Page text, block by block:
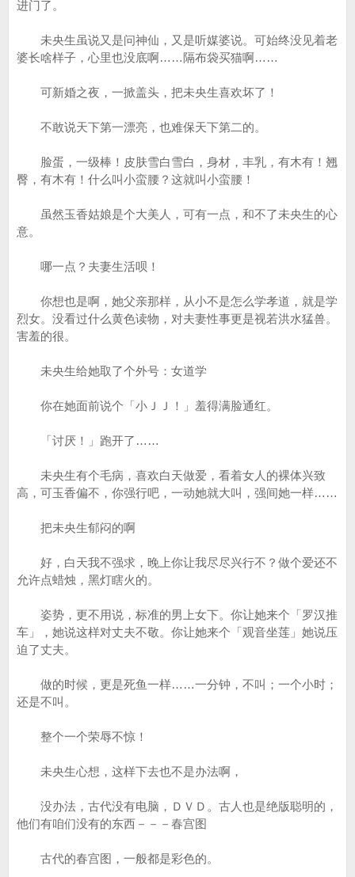
进门了。
未央生虽说又是问神仙，又是听媒婆说。可始终没见着老
婆长啥样子，心里也没底啊……隔布袋买猫啊……
可新婚之夜，一掀盖头，把未央生喜欢坏了！
不敢说天下第一漂亮，也难保天下第二的。
脸蛋，一级棒！皮肤雪白雪白，身材，丰乳，有木有！翘
臀，有木有！什么叫小蛮腰？这就叫小蛮腰！
虽然玉香姑娘是个大美人，可有一点，和不了未央生的心
意。
哪一点？夫妻生活呗！
你想也是啊，她父亲那样，从小不是怎么学孝道，就是学
烈女。没看过什么黄色读物，对夫妻性事更是视若洪水猛兽。
害羞的很。
未央生给她取了个外号：女道学
你在她面前说个「小ＪＪ！」羞得满脸通红。
「讨厌！」跑开了……
未央生有个毛病，喜欢白天做爱，看着女人的裸体兴致
高，可玉香偏不，你强行吧，一动她就大叫，强间她一样……
把未央生郁闷的啊
好，白天我不强求，晚上你让我尽尽兴行不？做个爱还不
允许点蜡烛，黑灯瞎火的。
姿势，更不用说，标准的男上女下。你让她来个「罗汉推
车」，她说这样对丈夫不敬。你让她来个「观音坐莲」她说压
迫了丈夫。
做的时候，更是死鱼一样……一分钟，不叫；一个小时；
还是不叫。
整个一个荣辱不惊！
未央生心想，这样下去也不是办法啊，
没办法，古代没有电脑，ＤＶＤ。古人也是绝版聪明的，
他们有咱们没有的东西－－－春宫图
古代的春宫图，一般都是彩色的。